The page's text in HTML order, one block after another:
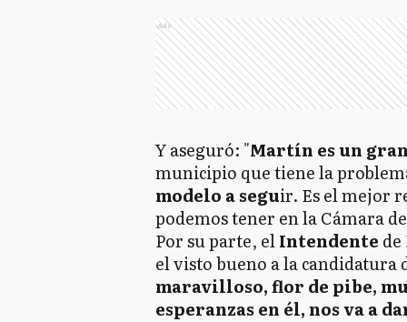
Ads
Y aseguró: "Martín es un
municipio que tiene la
modelo a seguir. Es el mejor
podemos tener en la Cámara
Por su parte, elIntendente
el visto bueno a la candidatura
maravilloso, flor de pibe,
esperanzas en él, nos va a